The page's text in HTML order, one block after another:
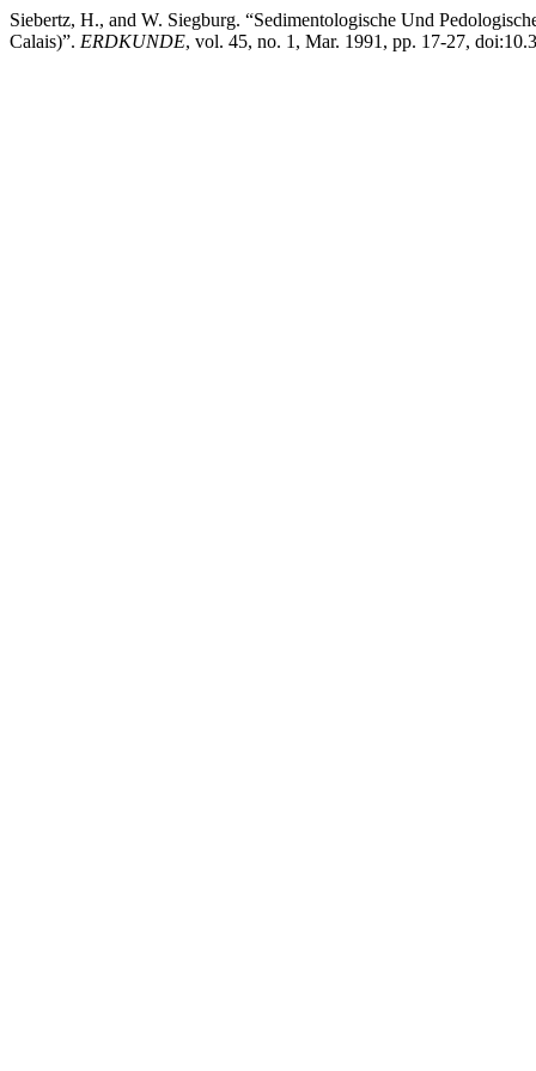
Siebertz, H., and W. Siegburg. “Sedimentologische Und
Calais)”. ERDKUNDE, vol. 45, no. 1, Mar. 1991, pp. 17-27,